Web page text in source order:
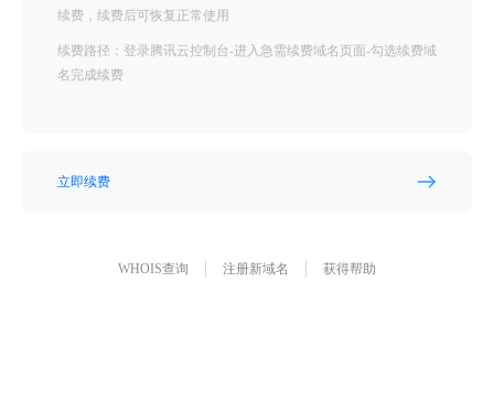
续费，续费后可恢复正常使用
续费路径：登录腾讯云控制台-进入急需续费域名页面-勾选续费域
名完成续费
立即续费
WHOIS查询 注册新域名 获得帮助